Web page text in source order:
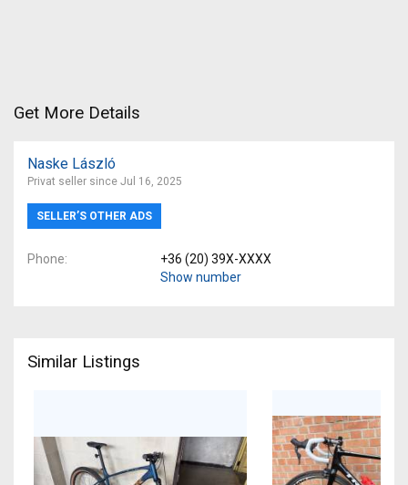
Get More Details
Naske László
Privat seller since Jul 16, 2025
SELLER’S OTHER ADS
Phone
+36 (20) 39X-XXXX
Show number
Similar Listings